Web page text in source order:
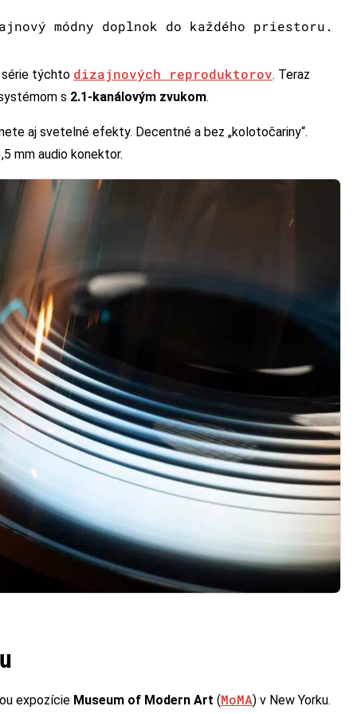
módny doplnok do každého priestoru.
série týchto dizajnových reproduktorov. Teraz
s 2.1-kanálovým zvukom.
aj svetelné efekty. Decentné a bez „kolotočariny“.
mm audio konektor.
expozície Museum of Modern Art (MoMA) v New Yorku.